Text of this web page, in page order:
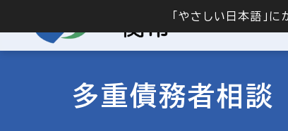
「やさしい日本語」
多重債務者相談